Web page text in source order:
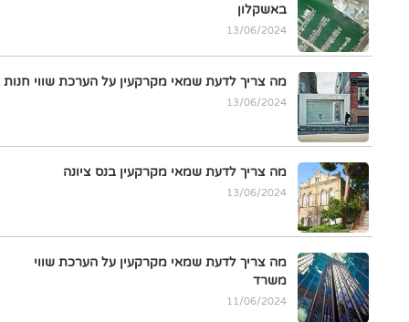
באשקלון
13/06/2024
מה צריך לדעת שמאי מקרקעין על הערכת שווי חנות
13/06/2024
מה צריך לדעת שמאי מקרקעין בנס ציונה
13/06/2024
מה צריך לדעת שמאי מקרקעין על הערכת שווי
משרד
11/06/2024